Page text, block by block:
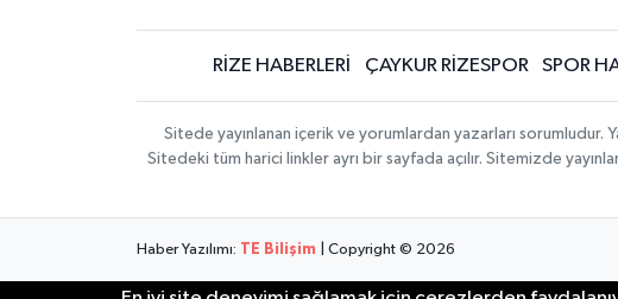
RİZE HABERLERİ ÇAYKUR RİZESPOR SPOR
Sitede yayınlanan içerik ve yorumlardan yazarları
Sitedeki tüm harici linkler ayrı bir sayfada açılır. Sitemizde
Haber Yazılımı: TE Bilişim | Copyright © 2026